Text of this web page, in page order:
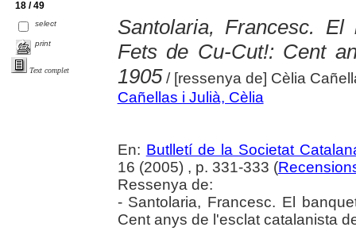
18 / 49
select
print
Text complet
Santolaria, Francesc.
Fets de ­Cu-Cut!: Cent
1905/ [ressenya de] Cèlia
Cañellas i Julià, Cèlia
En: Butlletí de la Societat
16 (2005) , p. 331-333 (
Ressenya de:
- Santolaria, Francesc. El
Cent anys de l'esclat catalanista